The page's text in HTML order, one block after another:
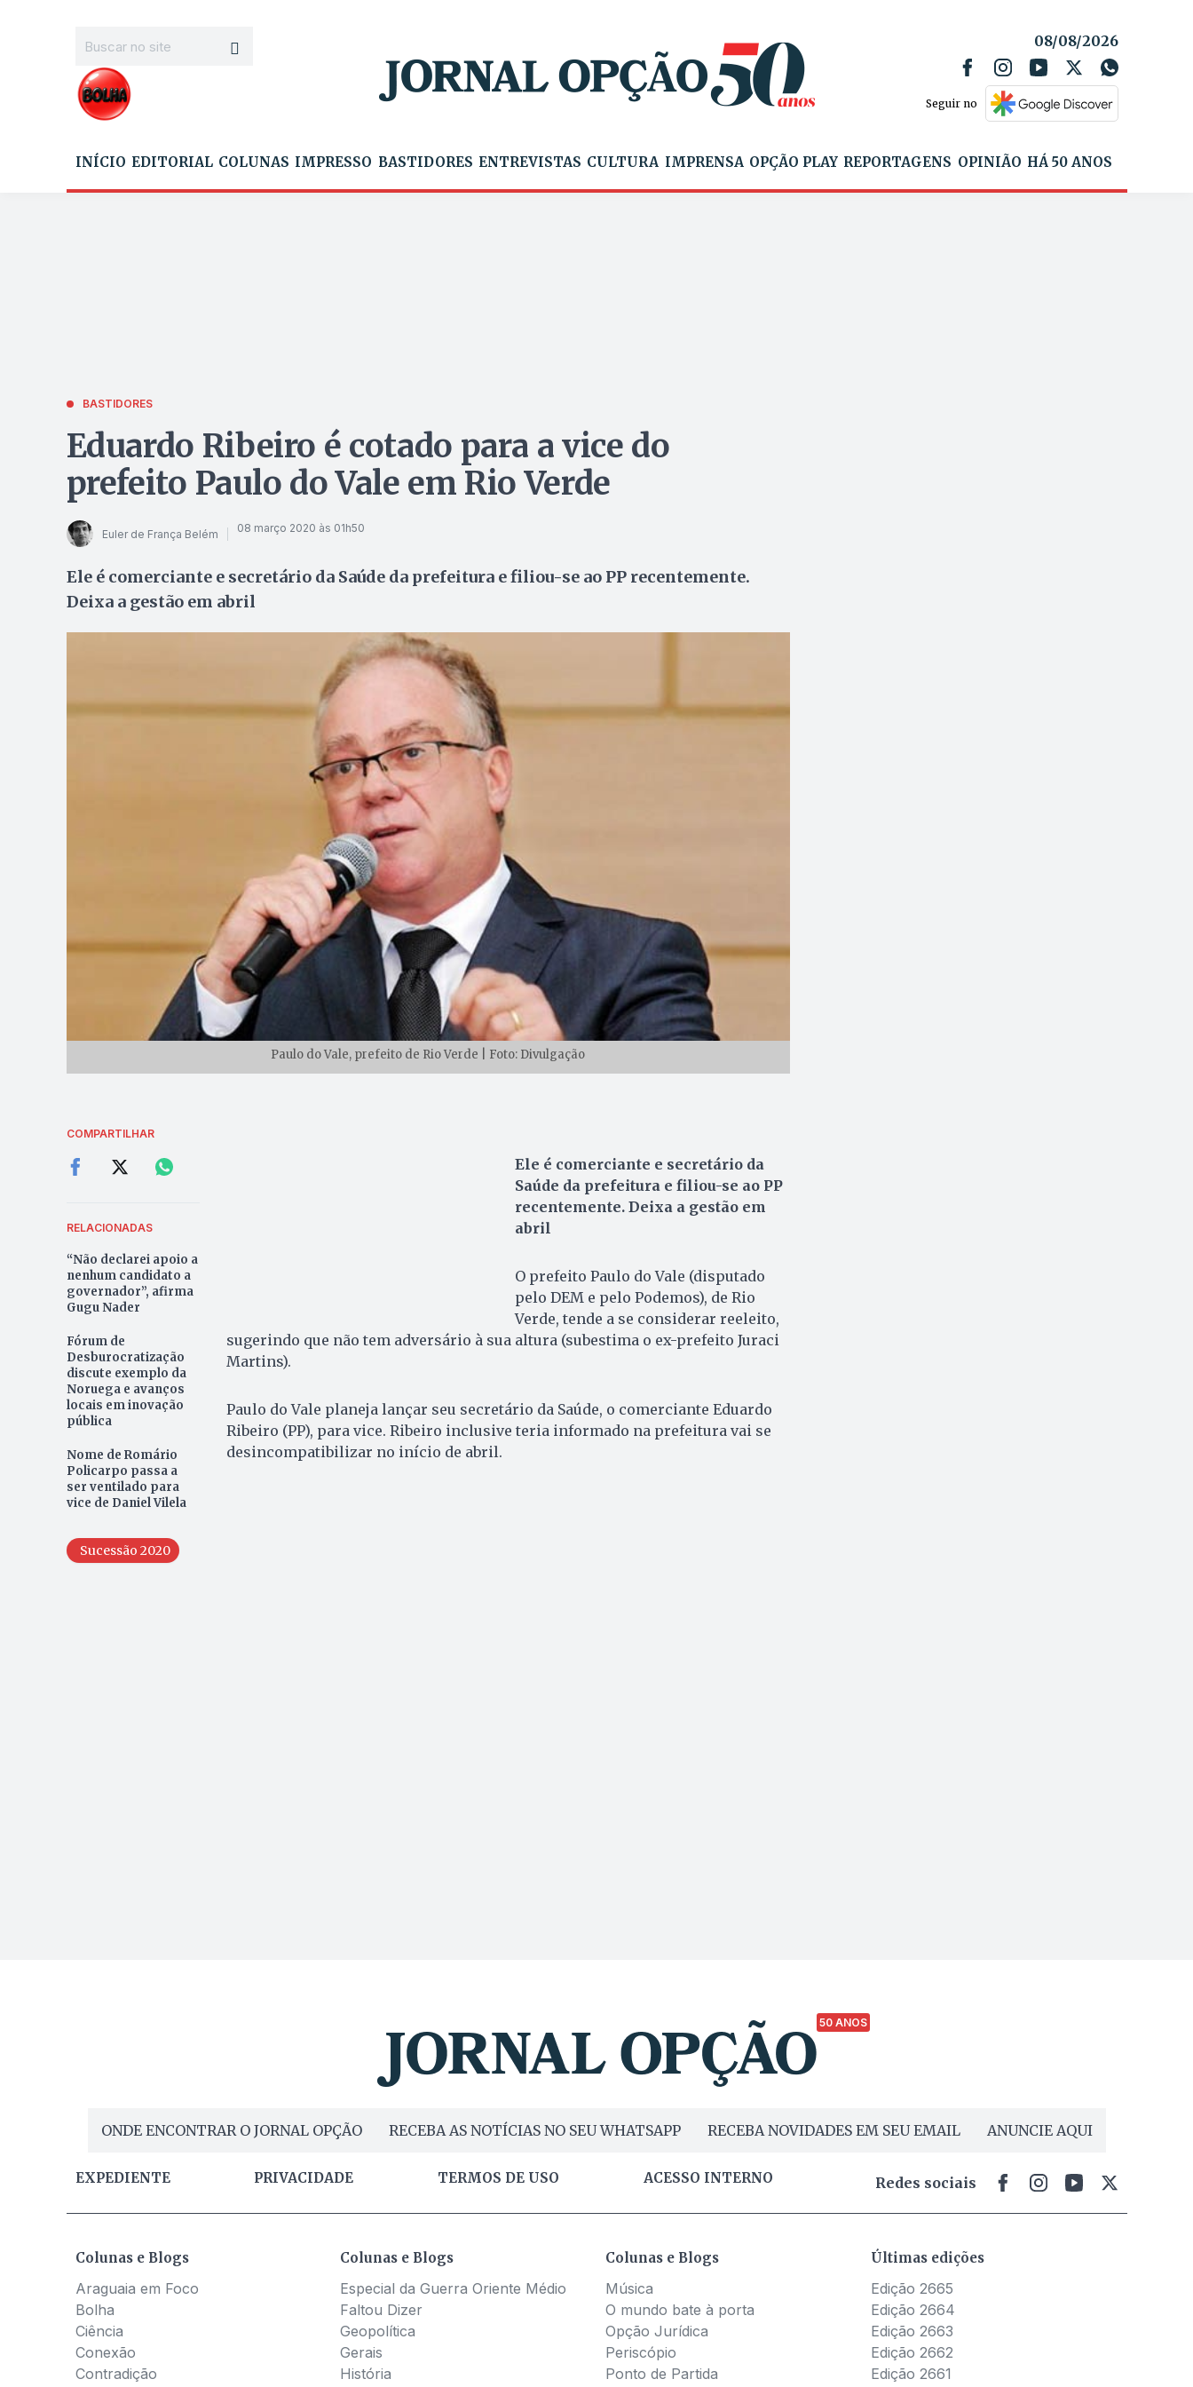
08/08/2026
Seguir no
INÍCIO EDITORIAL COLUNAS IMPRESSO BASTIDORES ENTREVISTAS CULTURA IMPRENSA OPÇÃO PLAY REPORTAGENS OPINIÃO HÁ 50 ANOS
BASTIDORES
Eduardo Ribeiro é cotado para a vice do
prefeito Paulo do Vale em Rio Verde
Euler de França Belém 08 março 2020 às 01h50
Ele é comerciante e secretário da Saúde da prefeitura e filiou-se ao PP recentemente.
Deixa a gestão em abril
Paulo do Vale, prefeito de Rio Verde | Foto: Divulgação
COMPARTILHAR
RELACIONADAS
“Não declarei apoio a
nenhum candidato a
governador”, afirma
Gugu Nader
Fórum de
Desburocratização
discute exemplo da
Noruega e avanços
locais em inovação
pública
Nome de Romário
Policarpo passa a
ser ventilado para
vice de Daniel Vilela
Sucessão 2020
Ele é comerciante e secretário da
Saúde da prefeitura e filiou-se ao PP
recentemente. Deixa a gestão em
abril
O prefeito Paulo do Vale (disputado
pelo DEM e pelo Podemos), de Rio
Verde, tende a se considerar reeleito,
sugerindo que não tem adversário à sua altura (subestima o ex-prefeito Juraci
Martins).
Paulo do Vale planeja lançar seu secretário da Saúde, o comerciante Eduardo
Ribeiro (PP), para vice. Ribeiro inclusive teria informado na prefeitura vai se
desincompatibilizar no início de abril.
50 ANOS
ONDE ENCONTRAR O JORNAL OPÇÃO RECEBA AS NOTÍCIAS NO SEU WHATSAPP RECEBA NOVIDADES EM SEU EMAIL ANUNCIE AQUI
EXPEDIENTE PRIVACIDADE TERMOS DE USO ACESSO INTERNO Redes sociais
Colunas e Blogs
Araguaia em Foco
Bolha
Ciência
Conexão
Contradição
Colunas e Blogs
Especial da Guerra Oriente Médio
Faltou Dizer
Geopolítica
Gerais
História
Colunas e Blogs
Música
O mundo bate à porta
Opção Jurídica
Periscópio
Ponto de Partida
Últimas edições
Edição 2665
Edição 2664
Edição 2663
Edição 2662
Edição 2661